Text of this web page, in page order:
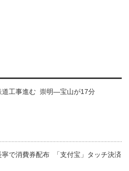
道工事進む 崇明―宝山が17分
寧で消費券配布 「支付宝」タッチ決済